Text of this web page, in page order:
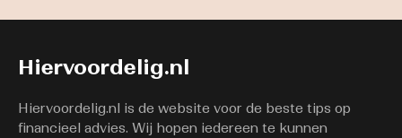
Hiervoordelig.nl
Hiervoordelig.nl is de website voor de beste tips op
financieel advies. Wij hopen iedereen te kunnen